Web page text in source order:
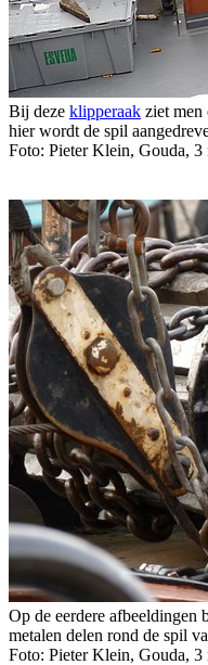
Bij deze klipperaak ziet men
hier wordt de spil
Foto: Pieter Klein, Gouda, 3
Op de eerdere
metalen delen rond de spil
Foto: Pieter Klein, Gouda, 3